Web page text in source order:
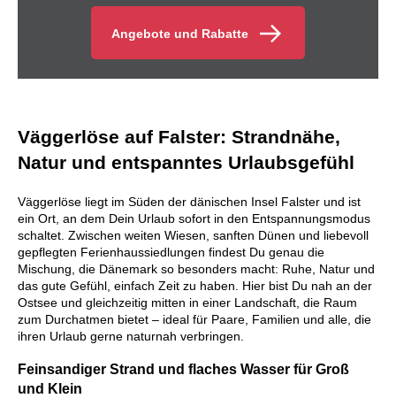
Angebote und Rabatte
Väggerlöse auf Falster: Strandnähe,
Natur und entspanntes Urlaubsgefühl
Väggerlöse liegt im Süden der dänischen Insel Falster und ist
ein Ort, an dem Dein Urlaub sofort in den Entspannungsmodus
schaltet. Zwischen weiten Wiesen, sanften Dünen und liebevoll
gepflegten Ferienhaussiedlungen findest Du genau die
Mischung, die Dänemark so besonders macht: Ruhe, Natur und
das gute Gefühl, einfach Zeit zu haben. Hier bist Du nah an der
Ostsee und gleichzeitig mitten in einer Landschaft, die Raum
zum Durchatmen bietet – ideal für Paare, Familien und alle, die
ihren Urlaub gerne naturnah verbringen.
Feinsandiger Strand und flaches Wasser für Groß
und Klein